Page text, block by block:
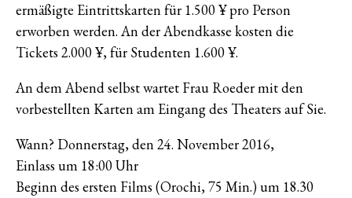
ermäßigte Eintrittskarten für 1.500 ¥ pro Person
erworben werden. An der Abendkasse kosten die
Tickets 2.000 ¥, für Studenten 1.600 ¥.
An dem Abend selbst wartet Frau Roeder mit den
vorbestellten Karten am Eingang des Theaters auf Sie.
Wann? Donnerstag, den 24. November 2016,
Einlass um 18:00 Uhr
Beginn des ersten Films (Orochi, 75 Min.) um 18.30